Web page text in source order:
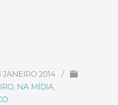
JANEIRO 2014 /
NA MÍDIA